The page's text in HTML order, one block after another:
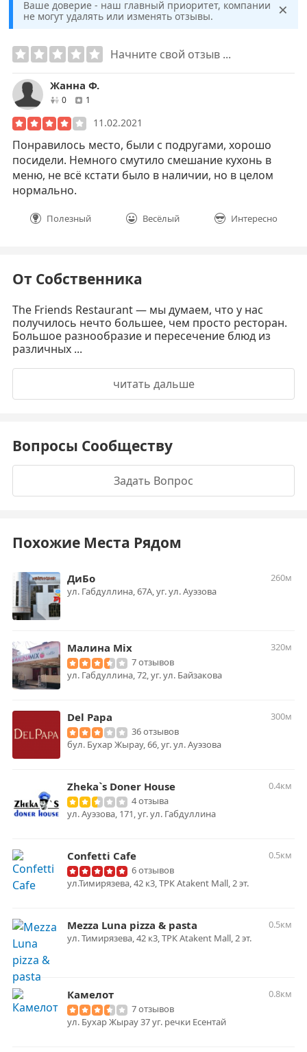
Ваше доверие - наш главный приоритет, компании
не могут удалять или изменять отзывы.
×
Начните свой отзыв ...
Жанна Ф.
0друзей1
11.02.2021
Понравилось место, были с подругами, хорошо
посидели. Немного смутило смешание кухонь в
меню, не всё кстати было в наличии, но в целом
нормально.
Полезный Весёлый Интересно
От Собственника
The Friends Restaurant — мы думаем, что у нас
получилось нечто большее, чем просто ресторан.
Большое разнообразие и пересечение блюд из
различных ...
читать дальше
Вопросы Сообществу
Задать Вопрос
Похожие Места Рядом
ДиБо
260м
ул. Габдуллина, 67А, уг. ул. Ауэзова
Малина Mix
320м
7 отзывов
ул. Габдуллина, 72, уг. ул. Байзакова
Del Papa
300м
36 отзывов
бул. Бухар Жырау, 66, уг. ул. Ауэзова
Zheka`s Doner House
0.4км
4 отзыва
ул. Ауэзова, 171, уг. ул. Габдуллина
Confetti Cafe
0.5км
6 отзывов
ул.Тимирязева, 42 к3, ТРК Atakent Mall, 2 эт.
Mezza Luna pizza & pasta
0.5км
ул. ​Тимирязева, 42 к3, ​ТРК Atakent Mall, ​2 эт.
Камелот
0.8км
7 отзывов
ул. Бухар Жырау 37 уг. речки Есентай